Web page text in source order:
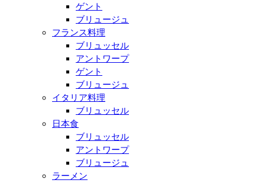
ゲント
ブリュージュ
フランス料理
ブリュッセル
アントワープ
ゲント
ブリュージュ
イタリア料理
ブリュッセル
日本食
ブリュッセル
アントワープ
ブリュージュ
ラーメン